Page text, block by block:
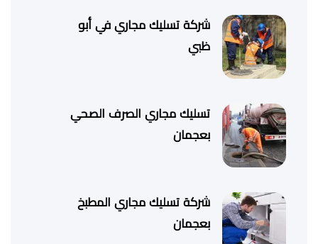
شركة تسليك مجاري في أبو
ظبي
تسليك مجاري الصرف الصحي
بعجمان
شركة تسليك مجاري المطبخ
بعجمان